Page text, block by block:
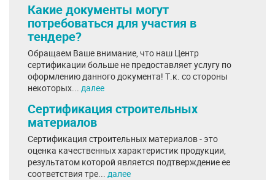
Какие документы могут
потребоваться для участия в
тендере?
Обращаем Ваше внимание, что наш Центр
сертификации больше не предоставляет услугу по
оформлению данного документа! Т.к. со стороны
некоторых... далее
Сертификация строительных
материалов
Сертификация строительных материалов - это
оценка качественных характеристик продукции,
результатом которой является подтверждение ее
соответствия тре... далее